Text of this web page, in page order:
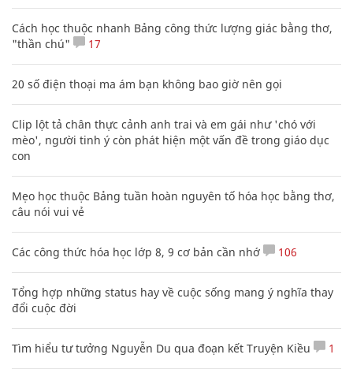
Cách học thuộc nhanh Bảng công thức lượng giác bằng thơ,
"thần chú"
17
20 số điện thoại ma ám bạn không bao giờ nên gọi
Clip lột tả chân thực cảnh anh trai và em gái như 'chó với
mèo', người tinh ý còn phát hiện một vấn đề trong giáo dục
con
Mẹo học thuộc Bảng tuần hoàn nguyên tố hóa học bằng thơ,
câu nói vui vẻ
Các công thức hóa học lớp 8, 9 cơ bản cần nhớ 106
Tổng hợp những status hay về cuộc sống mang ý nghĩa thay
đổi cuộc đời
Tìm hiểu tư tưởng Nguyễn Du qua đoạn kết Truyện Kiều 1